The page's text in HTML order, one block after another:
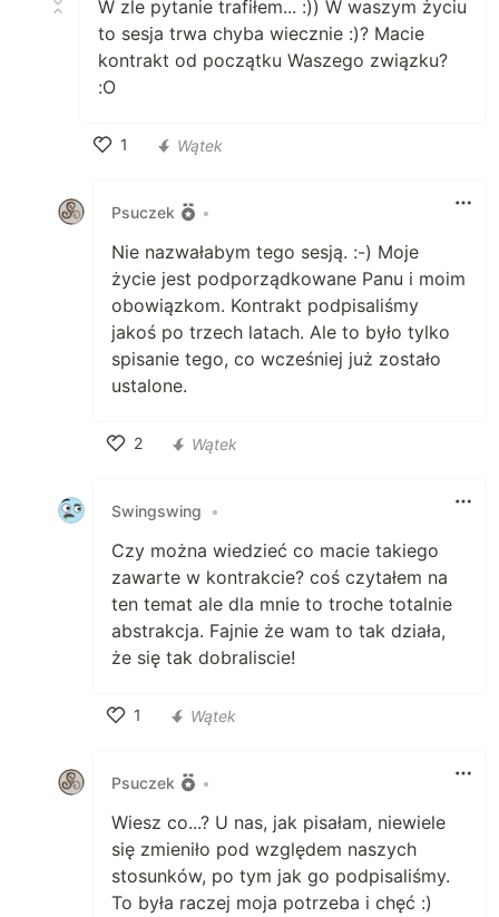
W zle pytanie trafiłem... :)) W waszym życiu
to sesja trwa chyba wiecznie :)? Macie
kontrakt od początku Waszego związku?
:O
1
Wątek
Psuczek •
Nie nazwałabym tego sesją. :-) Moje
życie jest podporządkowane Panu i moim
obowiązkom. Kontrakt podpisaliśmy
jakoś po trzech latach. Ale to było tylko
spisanie tego, co wcześniej już zostało
ustalone.
2
Wątek
Swingswing •
Czy można wiedzieć co macie takiego
zawarte w kontrakcie? coś czytałem na
ten temat ale dla mnie to troche totalnie
abstrakcja. Fajnie że wam to tak działa,
że się tak dobraliscie!
1
Wątek
Psuczek •
Wiesz co...? U nas, jak pisałam, niewiele
się zmieniło pod względem naszych
stosunków, po tym jak go podpisaliśmy.
To była raczej moja potrzeba i chęć :)